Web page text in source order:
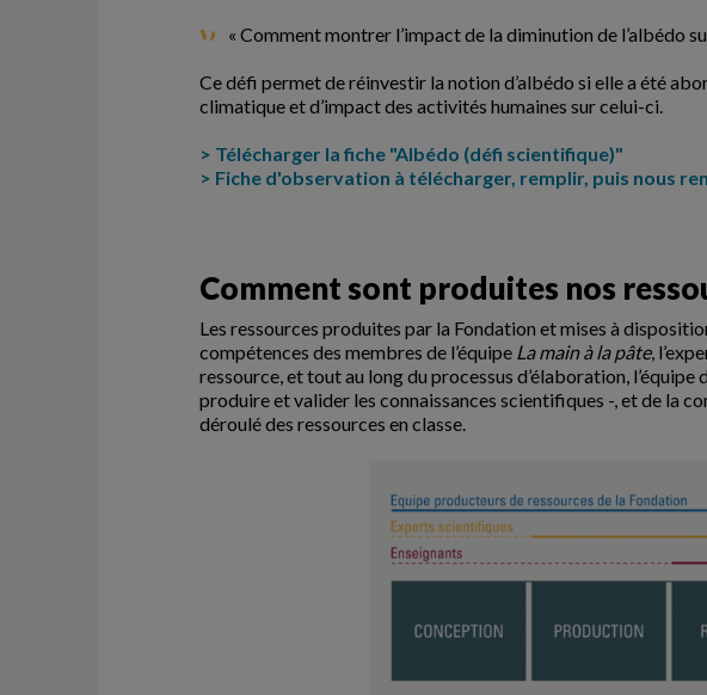
« Comment montrer l’impact de la diminution de l’albédo
Ce défi permet de réinvestir la notion d’albédo si elle a été
climatique et d’impact des activités humaines sur celui-ci.
> Télécharger la fiche "Albédo (défi scientifique)"
> Fiche d'observation à télécharger, remplir, puis nous
Comment sont produites nos
Les ressources produites par la Fondation et mises à
compétences des membres de l’équipe La main à la pâte,
ressource, et tout au long du processus d’élaboration,
produire et valider les connaissances scientifiques -, et de la
déroulé des ressources en classe.